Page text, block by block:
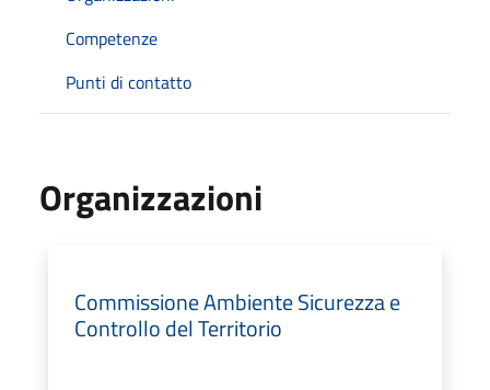
Competenze
Punti di contatto
Organizzazioni
Commissione Ambiente Sicurezza e
Controllo del Territorio